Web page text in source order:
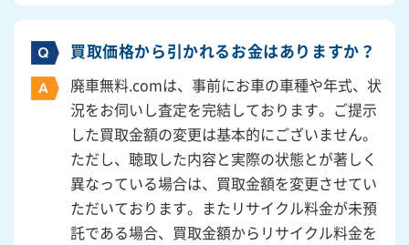
買取価格から引かれるお金はありますか？
廃車無料.comは、事前にお車の車種や年式、状
況をお伺いし査定を完結しております。ご提示
した買取金額の変更は基本的にございません。
ただし、聴取した内容と実際の状態とが著しく
異なっている場合は、買取金額を変更させてい
ただいております。またリサイクル料金が未預
託である場合、買取金額からリサイクル料金を